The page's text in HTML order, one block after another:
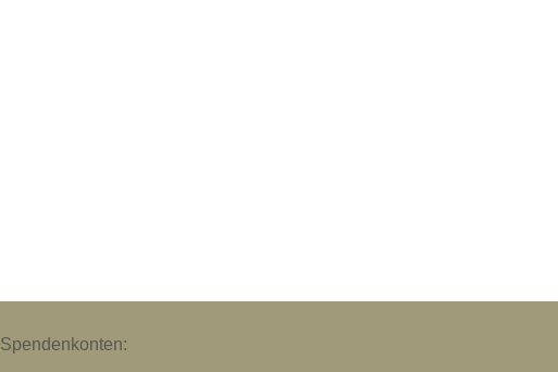
Spendenkonten: